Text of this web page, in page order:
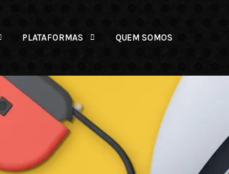
PLATAFORMAS QUEM SOMOS